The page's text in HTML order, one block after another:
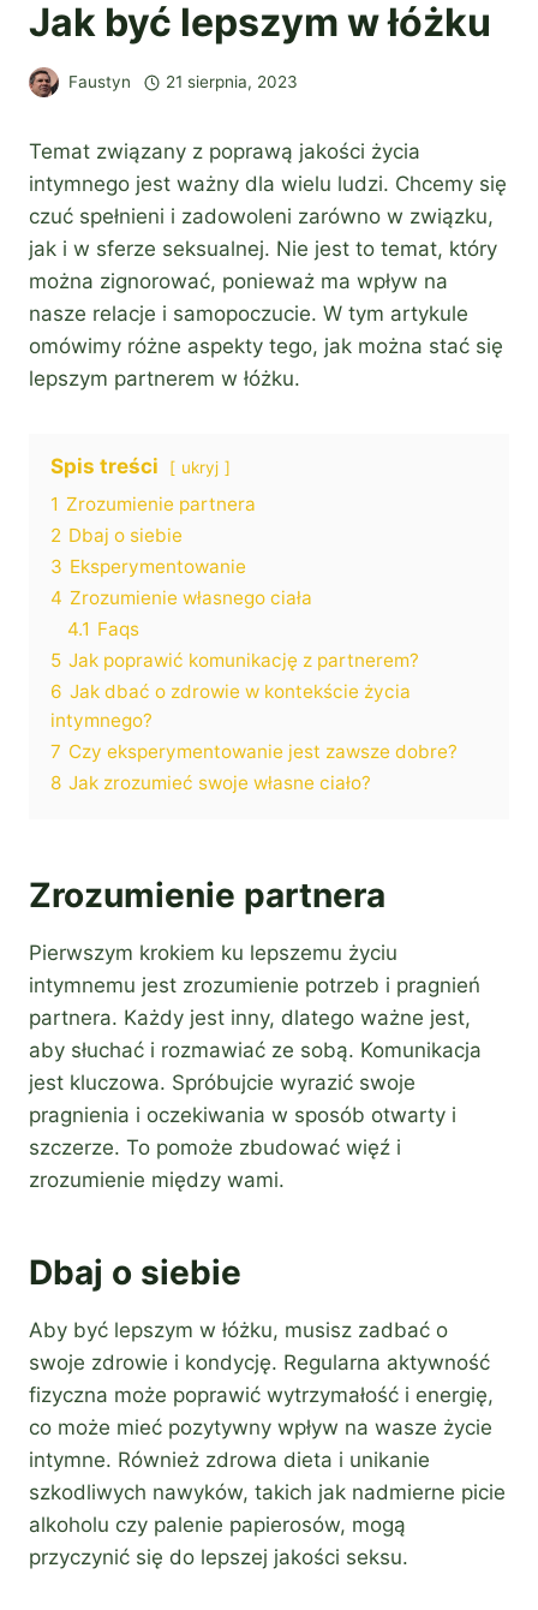
Jak być lepszym w łóżku
Faustyn 21 sierpnia, 2023
Temat związany z poprawą jakości życia
intymnego jest ważny dla wielu ludzi. Chcemy się
czuć spełnieni i zadowoleni zarówno w związku,
jak i w sferze seksualnej. Nie jest to temat, który
można zignorować, ponieważ ma wpływ na
nasze relacje i samopoczucie. W tym artykule
omówimy różne aspekty tego, jak można stać się
lepszym partnerem w łóżku.
Spis treści ukryj
1 Zrozumienie partnera
2 Dbaj o siebie
3 Eksperymentowanie
4 Zrozumienie własnego ciała
4.1 Faqs
5 Jak poprawić komunikację z partnerem?
6 Jak dbać o zdrowie w kontekście życia
intymnego?
7 Czy eksperymentowanie jest zawsze dobre?
8 Jak zrozumieć swoje własne ciało?
Zrozumienie partnera
Pierwszym krokiem ku lepszemu życiu
intymnemu jest zrozumienie potrzeb i pragnień
partnera. Każdy jest inny, dlatego ważne jest,
aby słuchać i rozmawiać ze sobą. Komunikacja
jest kluczowa. Spróbujcie wyrazić swoje
pragnienia i oczekiwania w sposób otwarty i
szczerze. To pomoże zbudować więź i
zrozumienie między wami.
Dbaj o siebie
Aby być lepszym w łóżku, musisz zadbać o
swoje zdrowie i kondycję. Regularna aktywność
fizyczna może poprawić wytrzymałość i energię,
co może mieć pozytywny wpływ na wasze życie
intymne. Również zdrowa dieta i unikanie
szkodliwych nawyków, takich jak nadmierne picie
alkoholu czy palenie papierosów, mogą
przyczynić się do lepszej jakości seksu.